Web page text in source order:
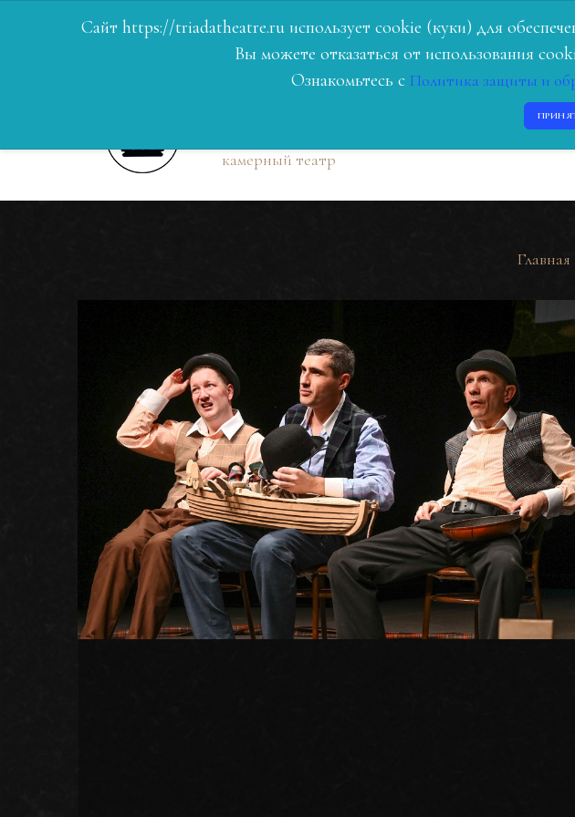
Сайт https://triadatheatre.ru использует cookie (куки) для
Вы можете отказаться от использования
Ознакомьтесь с Политика защиты и
ГЛАВНАЯ РЕПЕРТУАР
камерный театр
Главная